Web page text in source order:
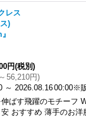
レス
)
円(税別)
～ 56,210円)
～ 2026.08.1600:00※
ばす飛躍のモチーフ
おすすめ 薄手のお洋